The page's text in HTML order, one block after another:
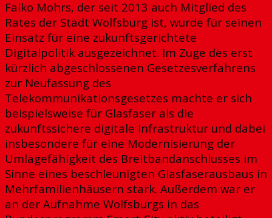
Falko Mohrs, der seit 2013 auch Mitglied des
Rates der Stadt Wolfsburg ist, wurde für seinen
Einsatz für eine zukunftsgerichtete
Digitalpolitik ausgezeichnet. Im Zuge des erst
kürzlich abgeschlossenen Gesetzesverfahrens
zur Neufassung des
Telekommunikationsgesetzes machte er sich
beispielsweise für Glasfaser als die
zukunftssichere digitale Infrastruktur und dabei
insbesondere für eine Modernisierung der
Umlagefähigkeit des Breitbandanschlusses im
Sinne eines beschleunigten Glasfaserausbaus in
Mehrfamilienhäusern stark. Außerdem war er
an der Aufnahme Wolfsburgs in das